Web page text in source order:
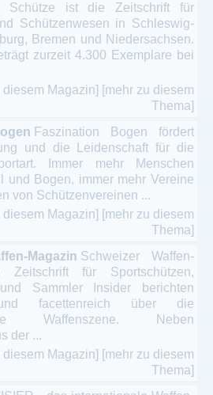
Schütze ist die Zeitschrift für
Schützenwesen in Schleswig-
Bremen und Niedersachsen.
zurzeit 4.300 Exemplare bei
diesem Magazin] [mehr zu diesem
Thema]
Faszination Bogen fördert
und die Leidenschaft für die
Immer mehr Menschen
und Bogen, immer mehr Vereine
von Schützenvereinen ...
diesem Magazin] [mehr zu diesem
Thema]
Magazin Schweizer Waffen-
Zeitschrift für Sportschützen,
Sammler Insider berichten
facettenreich über die
Waffenszene. Neben
der ...
diesem Magazin] [mehr zu diesem
Thema]